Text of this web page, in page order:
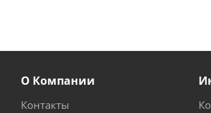
О Компании
Контакты